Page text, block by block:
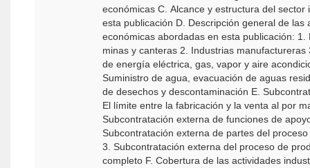
económicas C. Alcance y estructura del sector
esta publicación D. Descripción general de las
económicas abordadas en esta publicación: 1.
minas y canteras 2. Industrias manufactureras
de energía eléctrica, gas, vapor y aire
Suministro de agua, evacuación de aguas
de desechos y descontaminación E.
El límite entre la fabricación y la venta al por
Subcontratación externa de funciones de
Subcontratación externa de partes del
3. Subcontratación externa del proceso de
completo F. Cobertura de las actividades